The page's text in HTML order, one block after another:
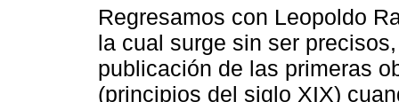
Regresamos con Leopoldo
la cual surge sin ser
publicación de las primeras
(principios del siglo XIX)